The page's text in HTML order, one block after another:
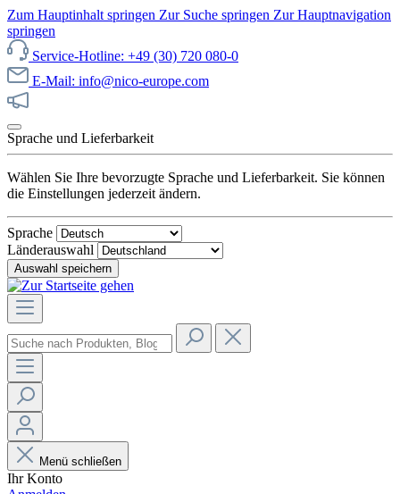
Zum Hauptinhalt springen Zur Suche springen Zur Hauptnavigation
springen
Service-Hotline: +49 (30) 720 080-0
E-Mail: info@nico-europe.com
Sprache und Lieferbarkeit
Wählen Sie Ihre bevorzugte Sprache und Lieferbarkeit. Sie können
die Einstellungen jederzeit ändern.
Sprache
Länderauswahl
Auswahl speichern
Menü schließen
Ihr Konto